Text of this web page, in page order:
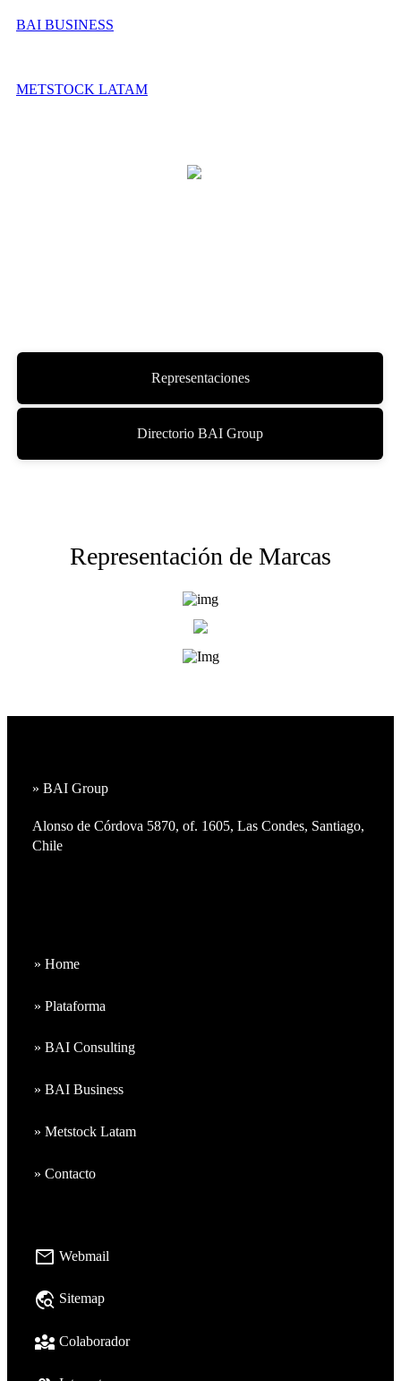
BAI BUSINESS
METSTOCK LATAM
Representaciones
Directorio BAI Group
Representación de Marcas
» BAI Group
Alonso de Córdova 5870, of. 1605, Las Condes, Santiago,
Chile
» Home
» Plataforma
» BAI Consulting
» BAI Business
» Metstock Latam
» Contacto
mail Webmail
travel_explore Sitemap
diversity_3 Colaborador